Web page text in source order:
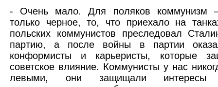
- Очень мало. Для поляков коммунизм
только черное, то, что приехало на
польских коммунистов преследовал
партию, а после войны в партии
конформисты и карьеристы, которые
советское влияние. Коммунисты у нас
левыми, они защищали интересы